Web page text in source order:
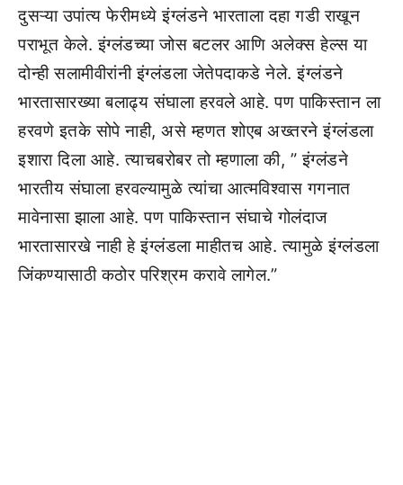
दुसऱ्या उपांत्य फेरीमध्ये इंग्लंडने भारताला दहा गडी राखून
पराभूत केले. इंग्लंडच्या जोस बटलर आणि अलेक्स हेल्स या
दोन्ही सलामीवीरांनी इंग्लंडला जेतेपदाकडे नेले. इंग्लंडने
भारतासारख्या बलाढ्य संघाला हरवले आहे. पण पाकिस्तान ला
हरवणे इतके सोपे नाही, असे म्हणत शोएब अख्तरने इंग्लंडला
इशारा दिला आहे. त्याचबरोबर तो म्हणाला की, ” इंग्लंडने
भारतीय संघाला हरवल्यामुळे त्यांचा आत्मविश्वास गगनात
मावेनासा झाला आहे. पण पाकिस्तान संघाचे गोलंदाज
भारतासारखे नाही हे इंग्लंडला माहीतच आहे. त्यामुळे इंग्लंडला
जिंकण्यासाठी कठोर परिश्रम करावे लागेल.”